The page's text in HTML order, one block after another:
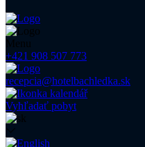
Menu
+421 908 507 773
recepcia@hotelbachledka.sk
Vyhľadať pobyt